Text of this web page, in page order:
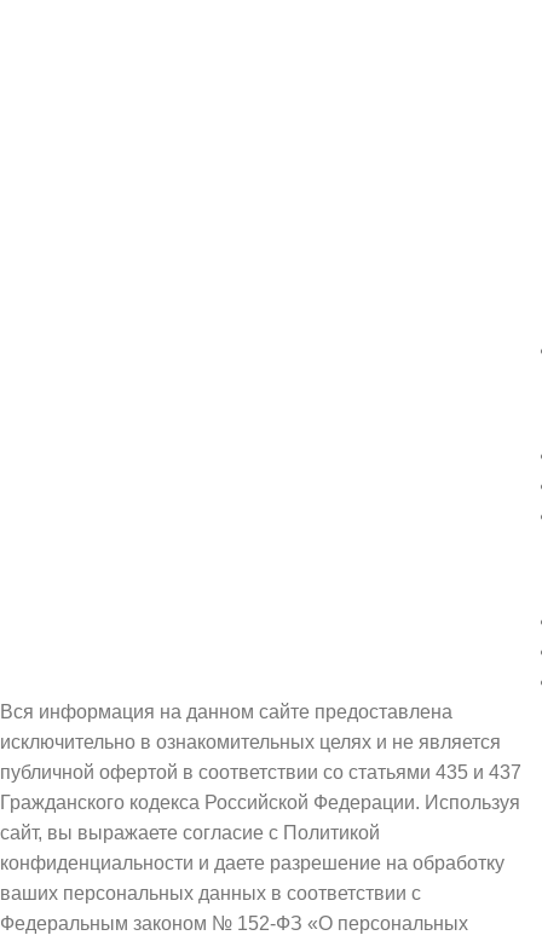
Вся информация на данном сайте предоставлена
исключительно в ознакомительных целях и не является
публичной офертой в соответствии со статьями 435 и 437
Гражданского кодекса Российской Федерации. Используя
сайт, вы выражаете согласие с Политикой
конфиденциальности и даете разрешение на обработку
ваших персональных данных в соответствии с
Федеральным законом № 152-ФЗ «О персональных